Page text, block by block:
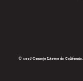
© 2026 Consejo Lácteo de